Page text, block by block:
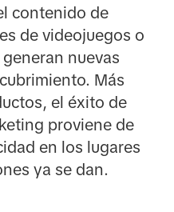
contenido de
de videojuegos o
nuevas
Más
el éxito de
proviene de
en los lugares
ya se dan.